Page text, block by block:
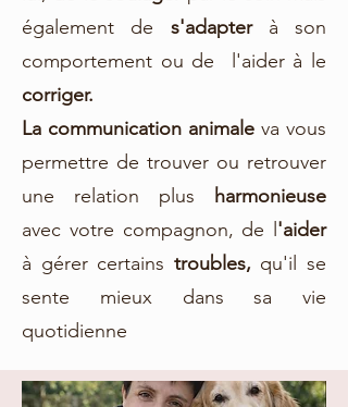
également de s'adapter à son
comportement ou de l'aider à le
corriger.
La communication animale va vous
permettre de trouver ou retrouver
une relation plus
harmonieuse
avec votre compagnon, de l 'aider
à gérer certains troubles, qu'il se
sente mieux dans sa vie
quotidienne